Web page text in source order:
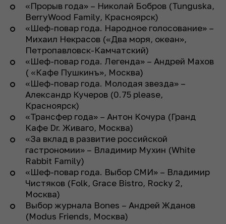
«Прорыв года» – Николай Бобров (Tunguska,
BerryWood Family, Красноярск)
«Шеф-повар года. Народное голосование» –
Михаил Некрасов («Два моря, океан»,
Петропавловск-Камчатский)
«Шеф-повар года. Легенда» – Андрей Махов
( «Кафе Пушкинъ», Москва)
«Шеф-повар года. Молодая звезда» –
Александр Кучеров (0.75 please,
Красноярск)
«Трансфер года» – Антон Кочура (Гранд
Кафе Dr. Живаго, Москва)
«За вклад в развитие российской
гастрономии» – Владимир Мухин (White
Rabbit Family)
«Шеф-повар года. Выбор СМИ» – Владимир
Чистяков (Folk, Grace Bistro, Rocky 2,
Москва)
Выбор журнала Bones – Андрей Жданов
(Modus Friends, Москва)